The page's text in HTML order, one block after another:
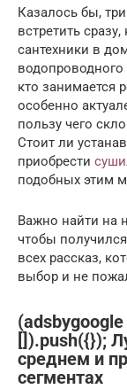
Казалось бы,
встретить
сантехники в
водопроводного
кто занимается
особенно
пользу чего
Стоит ли
приобрести
подобных этим
Важно найти на
чтобы
всех рассказ,
выбор и не
[]).push({});
среднем и
сегментах